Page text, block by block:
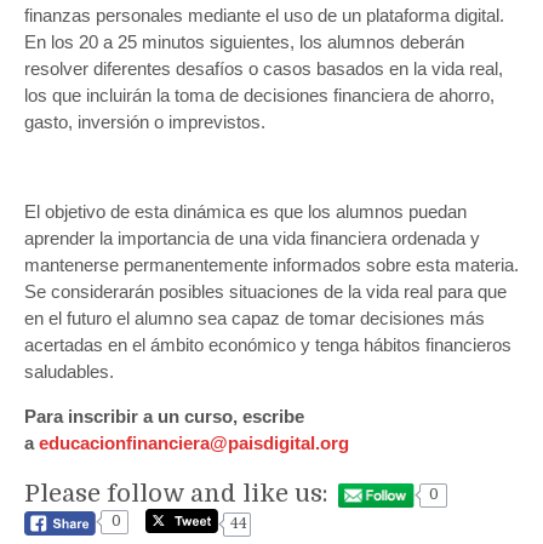
finanzas personales mediante el uso de un plataforma digital.
En los 20 a 25 minutos siguientes, los alumnos deberán
resolver diferentes desafíos o casos basados en la vida real,
los que incluirán la toma de decisiones financiera de ahorro,
gasto, inversión o imprevistos.
El objetivo de esta dinámica es que los alumnos puedan
aprender la importancia de una vida financiera ordenada y
mantenerse permanentemente informados sobre esta materia.
Se considerarán posibles situaciones de la vida real para que
en el futuro el alumno sea capaz de tomar decisiones más
acertadas en el ámbito económico y tenga hábitos financieros
saludables.
Para inscribir a un curso, escribe
aeducacionfinanciera@paisdigital.org
Please follow and like us:
0
0
44